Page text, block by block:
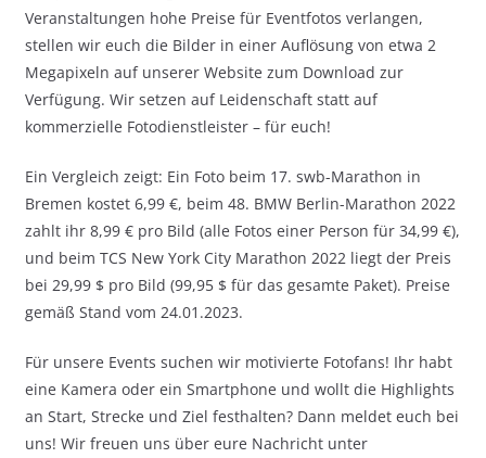
Veranstaltungen hohe Preise für Eventfotos verlangen,
stellen wir euch die Bilder in einer Auflösung von etwa 2
Megapixeln auf unserer Website zum Download zur
Verfügung. Wir setzen auf Leidenschaft statt auf
kommerzielle Fotodienstleister – für euch!
Ein Vergleich zeigt: Ein Foto beim 17. swb-Marathon in
Bremen kostet 6,99 €, beim 48. BMW Berlin-Marathon 2022
zahlt ihr 8,99 € pro Bild (alle Fotos einer Person für 34,99 €),
und beim TCS New York City Marathon 2022 liegt der Preis
bei 29,99 $ pro Bild (99,95 $ für das gesamte Paket). Preise
gemäß Stand vom 24.01.2023.
Für unsere Events suchen wir motivierte Fotofans! Ihr habt
eine Kamera oder ein Smartphone und wollt die Highlights
an Start, Strecke und Ziel festhalten? Dann meldet euch bei
uns! Wir freuen uns über eure Nachricht unter